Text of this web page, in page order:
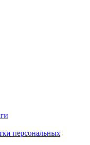
персональных